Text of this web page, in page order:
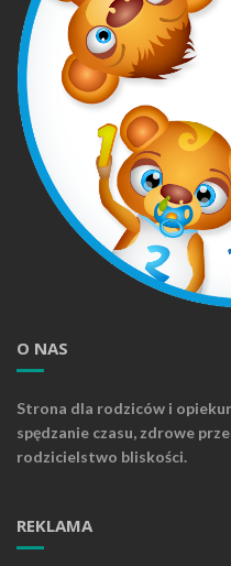
O NAS
Strona dla rodziców i
spędzanie czasu, zdrowe
rodzicielstwo bliskości.
REKLAMA